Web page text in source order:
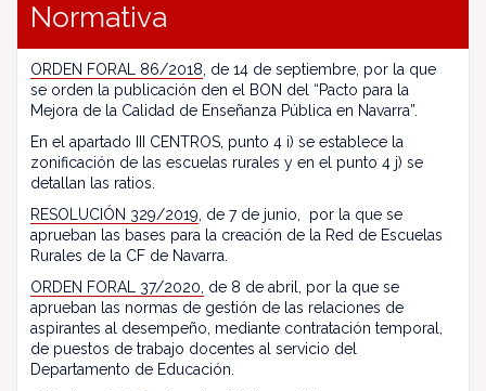
Normativa
ORDEN FORAL 86/2018 , de 14 de septiembre, por la que
se orden la publicación den el BON del “Pacto para la
Mejora de la Calidad de Enseñanza Pública en Navarra”.
En el apartado III CENTROS, punto 4 i) se establece la
zonificación de las escuelas rurales y en el punto 4 j) se
detallan las ratios.
RESOLUCIÓN 329/2019 , de 7 de junio, por la que se
aprueban las bases para la creación de la Red de Escuelas
Rurales de la CF de Navarra.
ORDEN FORAL 37/2020, de 8 de abril, por la que se
aprueban las normas de gestión de las relaciones de
aspirantes al desempeño, mediante contratación temporal,
de puestos de trabajo docentes al servicio del
Departamento de Educación.